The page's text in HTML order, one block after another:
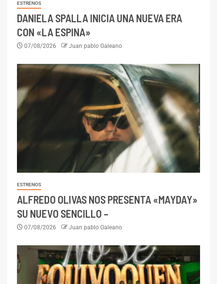
ESTRENOS
DANIELA SPALLA INICIA UNA NUEVA ERA
CON «LA ESPINA»
07/08/2026 Juan pablo Galeano
ESTRENOS
ALFREDO OLIVAS NOS PRESENTA «MAYDAY»
SU NUEVO SENCILLO –
07/08/2026 Juan pablo Galeano